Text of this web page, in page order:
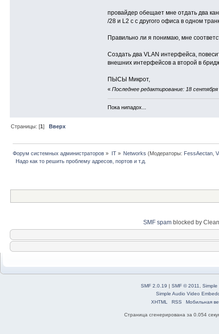
провайдер обещает мне отдать два
/28 и L2 c с другого офиса в одном
Правильно ли я понимаю, мне
Создать два VLAN интерфейса,
внешних интерфейсов а второй в
ПЫСЫ Микрот,
« Последнее редактирование: 18
Пока нипадох...
Страницы: [1] Вверх
Форум системных администраторов » IT» Networks (Модераторы: FessAectan,
  Надо как то решить проблему адресов, портов и т.д.
SMF spam blocked by
SMF 2.0.19 | SMF © 2011, Simple
Simple Audio Video
XHTML
RSS Мобильная
Страница сгенерирована за 0.054